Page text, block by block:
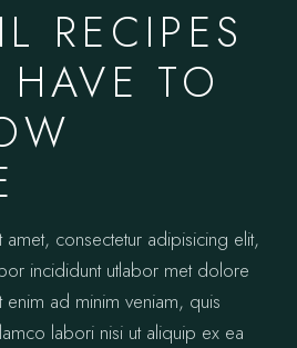
RECIPES
HAVE TO
consectetur adipisicing elit,
incididunt utlabor met dolore
enim ad minim veniam, quis
labori nisi ut aliquip ex ea